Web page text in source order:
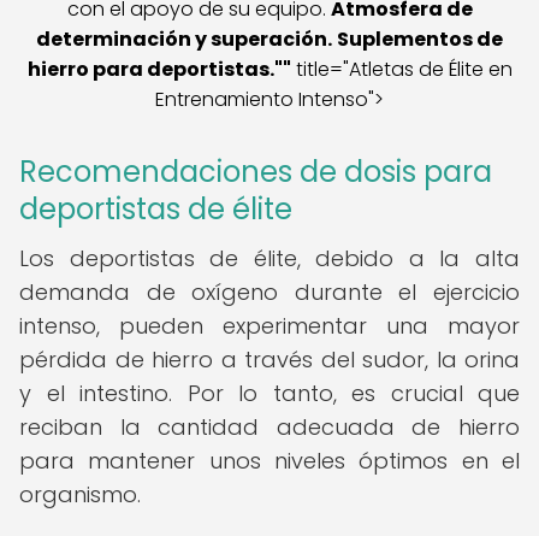
con el apoyo de su equipo. Atmosfera de
determinación y superación. Suplementos de
hierro para deportistas."" title="Atletas de Élite en
Entrenamiento Intenso">
Recomendaciones de dosis para
deportistas de élite
Los deportistas de élite, debido a la alta
demanda de oxígeno durante el ejercicio
intenso, pueden experimentar una mayor
pérdida de hierro a través del sudor, la orina
y el intestino. Por lo tanto, es crucial que
reciban la cantidad adecuada de hierro
para mantener unos niveles óptimos en el
organismo.